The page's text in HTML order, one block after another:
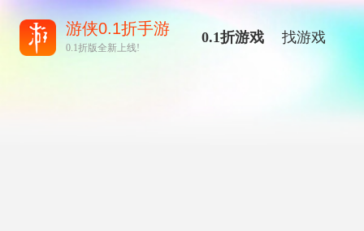
游侠0.1折手游
0.1折版全新上线!
0.1折游戏 找游戏